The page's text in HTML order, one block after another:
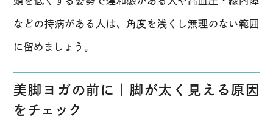
などの持病がある人は、角度を浅くし無理のない範囲
に留めましょう。
美脚ヨガの前に｜脚が太く見える原因
をチェック